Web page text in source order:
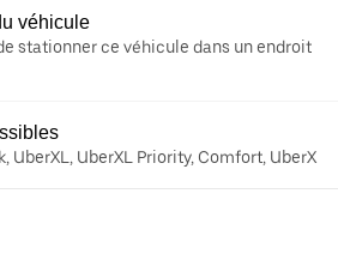
véhicule
stationner ce véhicule dans un endroit
UberXL, UberXL Priority, Comfort, UberX